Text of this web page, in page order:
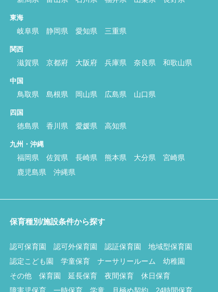
東海
岐阜県 静岡県 愛知県 三重県
関西
滋賀県 京都府 大阪府 兵庫県 奈良県 和歌山県
中国
鳥取県 島根県 岡山県 広島県 山口県
四国
徳島県 香川県 愛媛県 高知県
九州・沖縄
福岡県 佐賀県 長崎県 熊本県 大分県
宮崎県
鹿児島県
沖縄県
保育種別/施設条件から探す
認可保育園 認可外保育園 認証保育園
地域型保育園
認定こども園
学童保育 ナーサリールーム
幼稚園
その他
保育園 延長保育 夜間保育
休日保育
障害児保育
一時保育 学童 月極め契約 24時間保育